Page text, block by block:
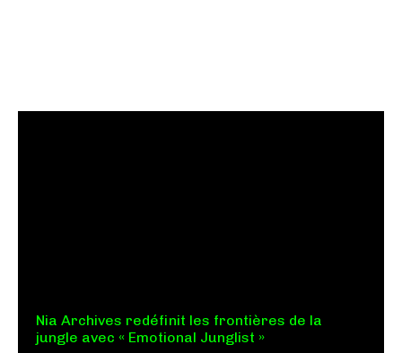
Nia Archives redéfinit les frontières de la
jungle avec « Emotional Junglist »